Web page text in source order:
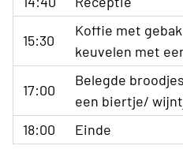
15:30
Koffie met
keuvelen met
17:00
Belegde
een biertje/
18:00
Einde